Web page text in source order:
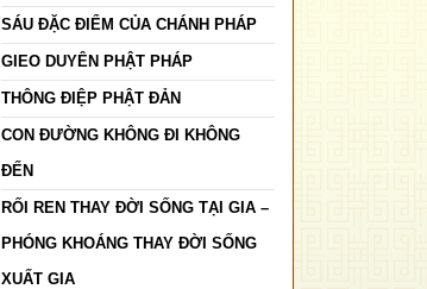
SÁU ĐẶC ĐIỂM CỦA CHÁNH PHÁP
GIEO DUYÊN PHẬT PHÁP
THÔNG ĐIỆP PHẬT ĐẢN
CON ĐƯỜNG KHÔNG ĐI KHÔNG
ĐẾN
RỐI REN THAY ĐỜI SỐNG TẠI GIA –
PHÓNG KHOÁNG THAY ĐỜI SỐNG
XUẤT GIA